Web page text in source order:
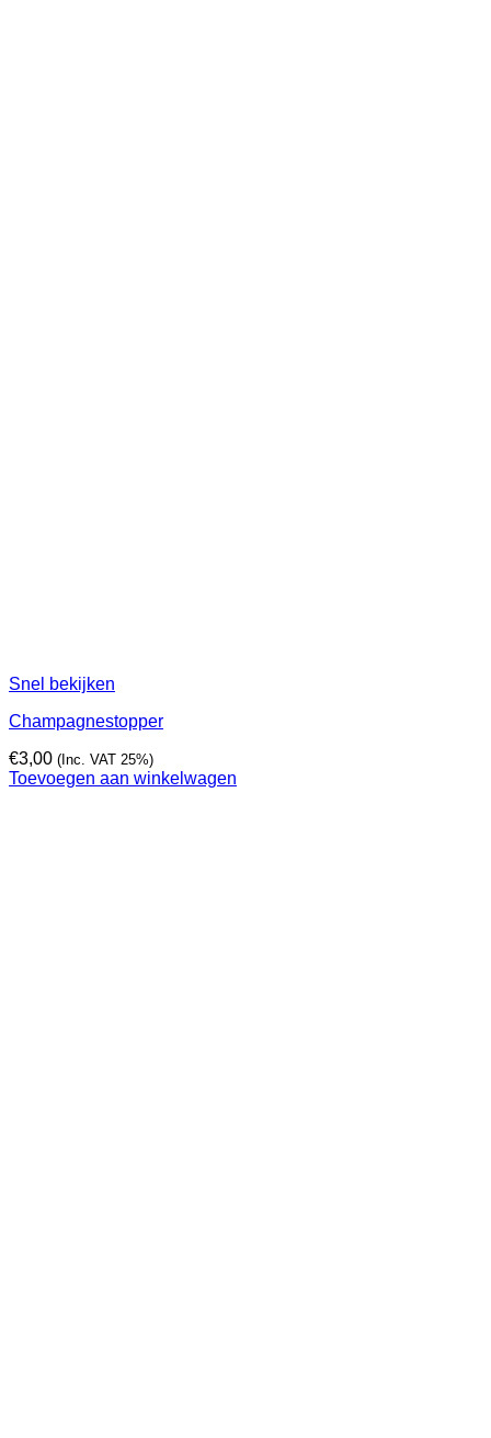
Snel bekijken
Champagnestopper
€3,00 (Inc. VAT 25%)
Toevoegen aan winkelwagen